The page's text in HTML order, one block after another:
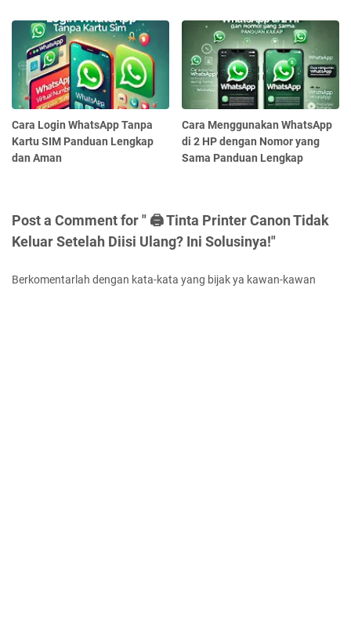
Cara Login WhatsApp Tanpa
Kartu SIM Panduan Lengkap
dan Aman
Cara Menggunakan WhatsApp
di 2 HP dengan Nomor yang
Sama Panduan Lengkap
Post a Comment for " 🖨️ Tinta Printer Canon Tidak
Keluar Setelah Diisi Ulang? Ini Solusinya!"
Berkomentarlah dengan kata-kata yang bijak ya kawan-kawan